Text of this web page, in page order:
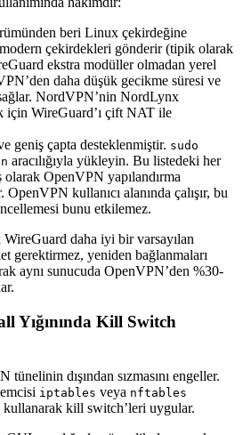
beri Linux çekirdeğine
çekirdekleri gönderir (tipik olarak
ekstra modüller olmadan yerel
daha düşük gecikme süresi ve
NordVPN’nin NordLynx
WireGuard’ı çift NAT ile
geniş çapta desteklenmiştir. sudo
aracılığıyla yükleyin. Bu listedeki her
olarak OpenVPN yapılandırma
OpenVPN kullanıcı alanında çalışır, bu
bunu etkilemez.
daha iyi bir varsayılan
gerektirmez, yeniden bağlanmaları
aynı sunucuda OpenVPN’den %30-
Yığınında Kill Switch
dışından sızmasını engeller.
iptables veya nftables
kullanarak kill switch’leri uygular.